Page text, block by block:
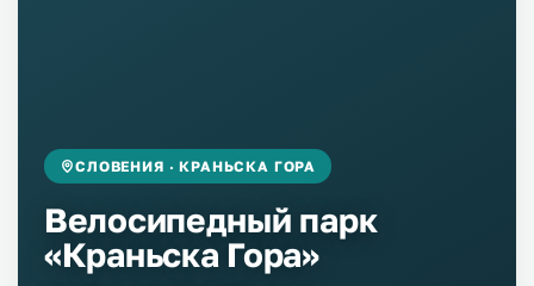
СЛОВЕНИЯ · КРАНЬСКА ГОРА
Велосипедный парк
«Краньска Гора»